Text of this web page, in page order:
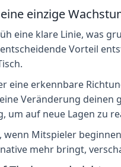
einzige
eine klare Linie, was
Vorteil
eine erkennbare
Veränderung
um auf neue Lagen zu
wenn Mitspieler
mehr bringt,